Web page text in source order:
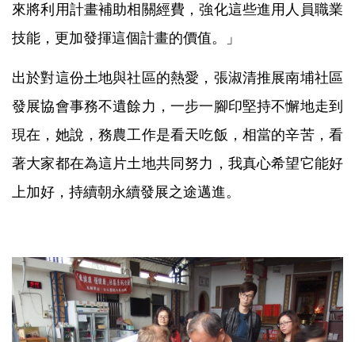
來將利用計畫補助相關經費，強化這些進用人員職業
技能，更加發揮這個計畫的價值。」
出於對這份土地與社區的熱愛，張淑清推展南埔社區
發展協會事務不遺餘力，一步一腳印堅持不懈地走到
現在，她說，務農工作是看天吃飯，相當的辛苦，看
著大家都在為這片土地共同努力，我真心希望它能好
上加好，持續朝永續發展之途邁進。